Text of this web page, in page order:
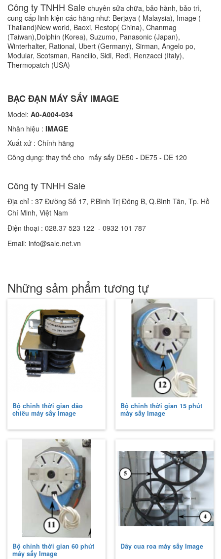
Công ty TNHH Sale chuyên sửa chữa, bảo hành, bảo trì,
cung cấp linh kiện các hãng như: Berjaya ( Malaysia), Image (
Thailand)New world, Baoxi, Restop( China), Chanmag
(Taiwan),Dolphin (Korea), Suzumo, Panasonic (Japan),
Winterhalter, Rational, Ubert (Germany), Sirman, Angelo po,
Modular, Scotsman, Rancilio, Sidi, Redi, Renzacci (Italy),
Thermopatch (USA)
BẠC ĐẠN MÁY SẤY IMAGE
Model: A0-A004-034
Nhãn hiệu : IMAGE
Xuất xứ : Chính hãng
Công dụng: thay thế cho mấy sấy DE50 - DE75 - DE 120
Công ty TNHH Sale
Địa chỉ : 37 Đường Số 17, P.Bình Trị Đông B, Q.Bình Tân, Tp. Hồ
Chí Minh, Việt Nam
Điện thoại : 028.37 523 122 - 0932 101 787
Email: info@sale.net.vn
Những sảm phẩm tương tự
Bộ chỉnh thời gian đảo
chiều máy sấy Image
Bộ chỉnh thời gian 15 phút
máy sấy Image
Bộ chỉnh thời gian 60 phút
máy sấy Image
Dây cua roa máy sấy Image